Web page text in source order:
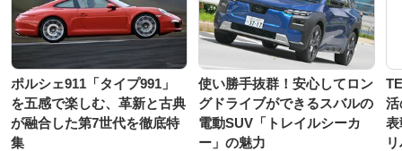
ポルシェ911「タイプ991」
を五感で楽しむ、革新と古典
が融合した第7世代を徹底特
集
使い勝手抜群！安心してロン
グドライブができるスバルの
電動SUV「トレイルシーカ
ー」の魅力
活
表